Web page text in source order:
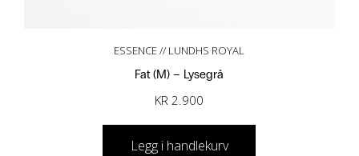
ESSENCE // LUNDHS ROYAL
Fat (M) – Lysegrå
KR 2.900
Legg i handlekurv